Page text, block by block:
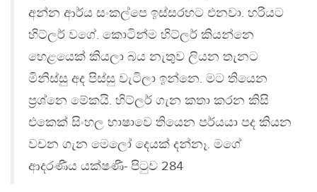
අන්න ආර්ය සංකල්පෙ ඉස්සරහට එනවා. හරියට
හිට්ලර් වගේ. කොටින්ම හිට්ලර් කියන්නෙ
හෙළයෙක් කියලා බය නැතුව ලියන තැනට
මිනිස්සු අද පිස්සු වැටිලා ඉන්නෙ. මට තියෙන
ප්‍රශ්නෙ මේකයි. හිට්ලර් ගැන කතා කරන කිසි
එකෙක් සිංහල භාෂාවෙ තියෙන පර්යයා පද කියන
වචන ගැන මෙලෝ දෙයක් දන්නෑ. මගේ
ආදරණීය යක්ෂණී- පිටුව 284